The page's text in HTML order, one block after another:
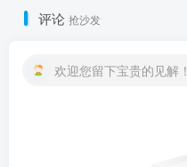
评论 抢沙发
欢迎您留下宝贵的见解！